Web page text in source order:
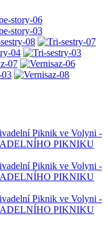
Piknik ve Volyni -
PIKNIKU
Piknik ve Volyni -
PIKNIKU
Piknik ve Volyni -
PIKNIKU